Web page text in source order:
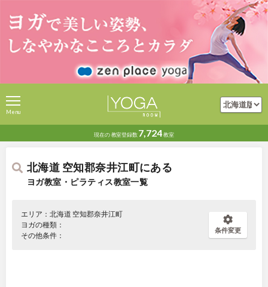
現在の教室登録数 7,724教室
Menu
北海道 空知郡奈井江町にある
ヨガ教室・ピラティス教室一覧
エリア：北海道 空知郡奈井江町
ヨガの種類：
その他条件：
条件変更